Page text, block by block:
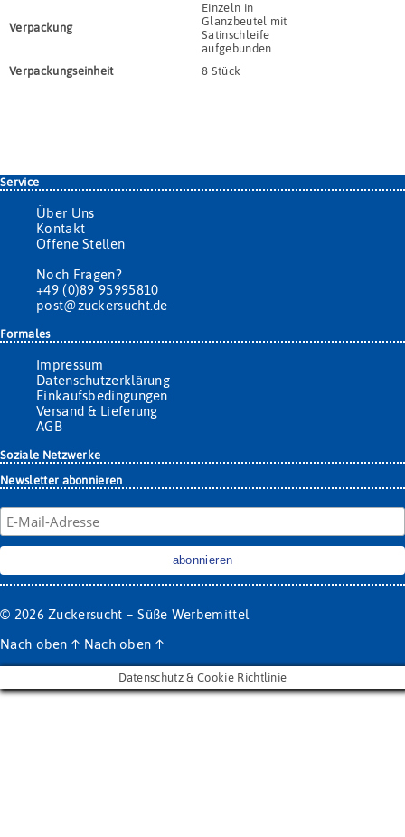
Verpackung
Einzeln in
Glanzbeutel mit
Satinschleife
aufgebunden
Verpackungs­einheit
8 Stück
Service
Über Uns
Kontakt
Offene Stellen
Noch Fragen?
+49 (0)89 95995810
post@zuckersucht.de
Formales
Impressum
Datenschutzerklärung
Einkaufsbedingungen
Versand & Lieferung
AGB
Soziale Netzwerke
Newsletter abonnieren
© 2026 Zuckersucht – Süße Werbemittel
Nach oben↑ Nach oben ↑
Datenschutz & Cookie Richtlinie